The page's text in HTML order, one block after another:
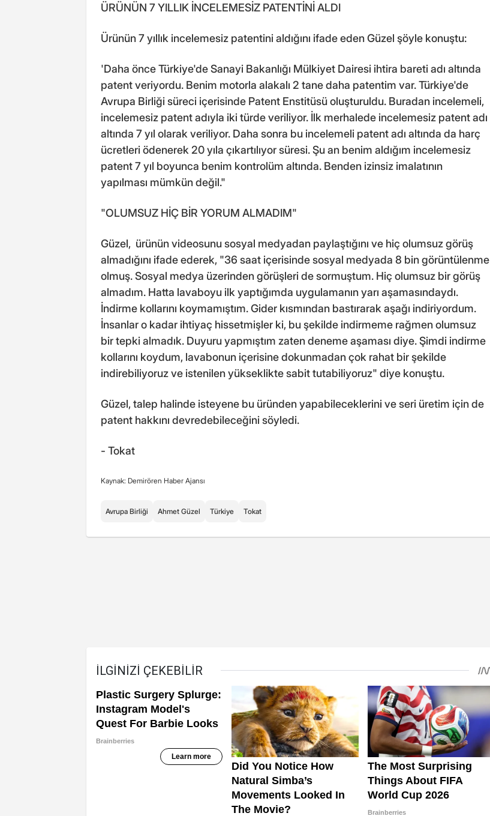
ÜRÜNÜN 7 YILLIK İNCELEMESİZ PATENTİNİ ALDI
Ürünün 7 yıllık incelemesiz patentini aldığını ifade eden Güzel şöyle konuştu:
'Daha önce Türkiye'de Sanayi Bakanlığı Mülkiyet Dairesi ihtira bareti adı altında
patent veriyordu. Benim motorla alakalı 2 tane daha patentim var. Türkiye'de
Avrupa Birliği süreci içerisinde Patent Enstitüsü oluşturuldu. Buradan incelemeli,
incelemesiz patent adıyla iki türde veriliyor. İlk merhalede incelemesiz patent adı
altında 7 yıl olarak veriliyor. Daha sonra bu incelemeli patent adı altında da harç
ücretleri ödenerek 20 yıla çıkartılıyor süresi. Şu an benim aldığım incelemesiz
patent 7 yıl boyunca benim kontrolüm altında. Benden izinsiz imalatının
yapılması mümkün değil."
"OLUMSUZ HİÇ BİR YORUM ALMADIM"
Güzel, ürünün videosunu sosyal medyadan paylaştığını ve hiç olumsuz görüş
almadığını ifade ederek, "36 saat içerisinde sosyal medyada 8 bin görüntülenme
olmuş. Sosyal medya üzerinden görüşleri de sormuştum. Hiç olumsuz bir görüş
almadım. Hatta lavaboyu ilk yaptığımda uygulamanın yarı aşamasındaydı.
İndirme kollarını koymamıştım. Gider kısmından bastırarak aşağı indiriyordum.
İnsanlar o kadar ihtiyaç hissetmişler ki, bu şekilde indirmeme rağmen olumsuz
bir tepki almadık. Duyuru yapmıştım zaten deneme aşaması diye. Şimdi indirme
kollarını koydum, lavabonun içerisine dokunmadan çok rahat bir şekilde
indirebiliyoruz ve istenilen yükseklikte sabit tutabiliyoruz" diye konuştu.
Güzel, talep halinde isteyene bu üründen yapabileceklerini ve seri üretim için de
patent hakkını devredebileceğini söyledi.
- Tokat
Kaynak: Demirören Haber Ajansı
Avrupa Birliği Ahmet Güzel Türkiye Tokat